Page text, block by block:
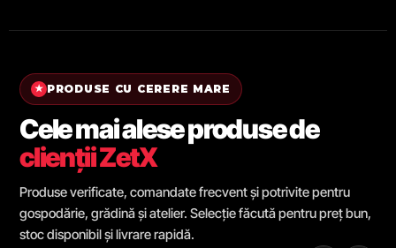
★ PRODUSE CU CERERE MARE
Cele mai alese produse de
clienții ZetX
Produse verificate, comandate frecvent și potrivite pentru
gospodărie, grădină și atelier. Selecție făcută pentru preț bun,
stoc disponibil și livrare rapidă.